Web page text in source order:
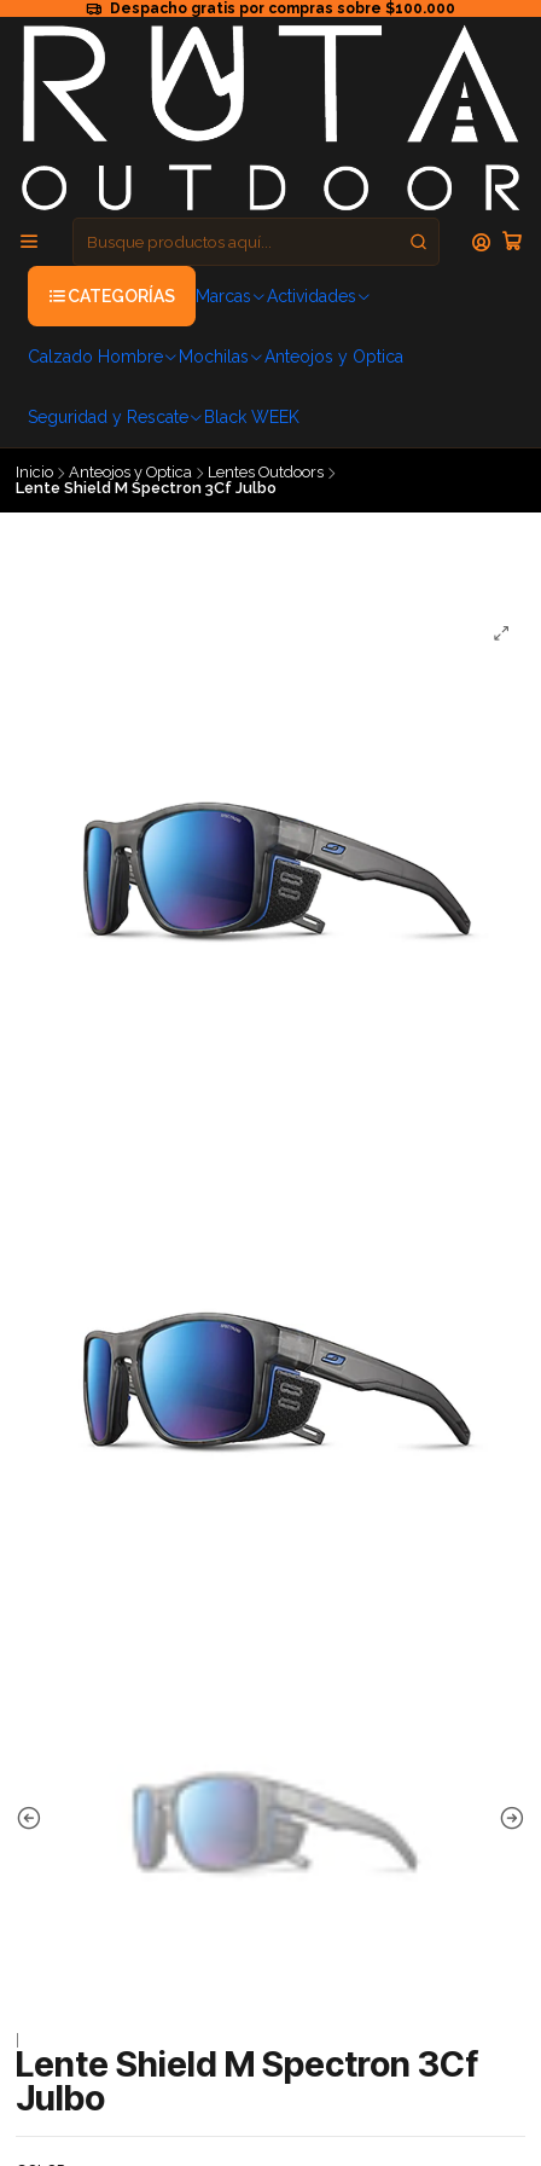
Despacho gratis por compras sobre $100.000
CATEGORÍAS Marcas Actividades
Calzado Hombre Mochilas Anteojos y Optica
Seguridad y Rescate Black WEEK
Inicio Anteojos y Optica
Lentes Outdoors
Lente Shield M Spectron 3Cf Julbo
Lente Shield M Spectron 3Cf
Julbo